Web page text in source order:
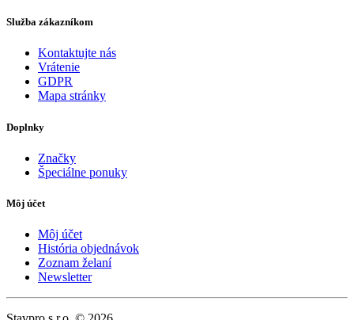
Služba zákazníkom
Kontaktujte nás
Vrátenie
GDPR
Mapa stránky
Doplnky
Značky
Špeciálne ponuky
Môj účet
Môj účet
História objednávok
Zoznam želaní
Newsletter